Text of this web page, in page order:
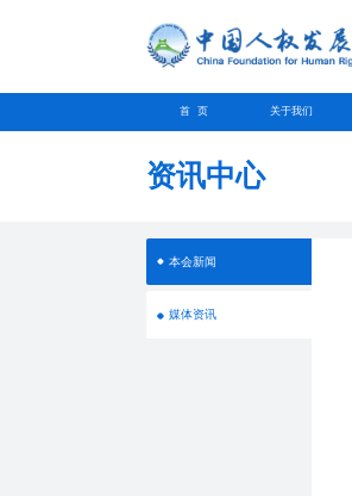
首 页 关于我们
资讯中心
本会新闻
媒体资讯